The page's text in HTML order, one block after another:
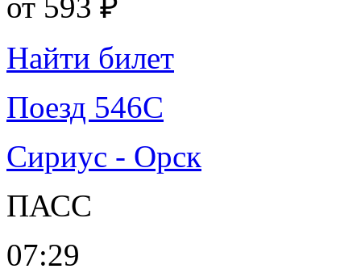
Найти билет
Поезд 546С
Сириус - Орск
ПАСС
07:29